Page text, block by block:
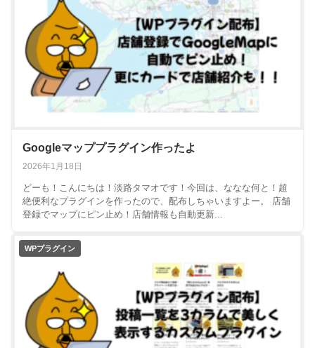
Googleマッププラグイン作ったよ
2026年1月18日
どーも！こんにちは！淡路タマオです！今回は、ななな何と！超
絶便利なプラグインを作ったので、配布しちゃいますよー。 店舗
登録でマップにピン止め！店舗情報も自動更新...
WPプラグイン